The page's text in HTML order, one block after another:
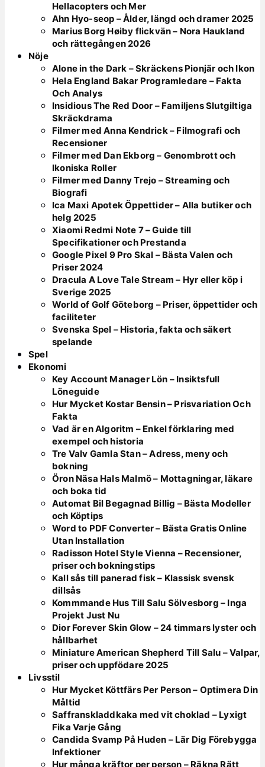
Hellacopters och Mer
Ahn Hyo-seop – Ålder, längd och dramer 2025
Marius Borg Høiby flickvän – Nora Haukland
och rättegången 2026
Nöje
Alone in the Dark – Skräckens Pionjär och Ikon
Hela England Bakar Programledare – Fakta
Och Analys
Insidious The Red Door – Familjens Slutgiltiga
Skräckdrama
Filmer med Anna Kendrick – Filmografi och
Recensioner
Filmer med Dan Ekborg – Genombrott och
Ikoniska Roller
Filmer med Danny Trejo – Streaming och
Biografi
Ica Maxi Apotek Öppettider – Alla butiker och
helg 2025
Xiaomi Redmi Note 7 – Guide till
Specifikationer och Prestanda
Google Pixel 9 Pro Skal – Bästa Valen och
Priser 2024
Dracula A Love Tale Stream – Hyr eller köp i
Sverige 2025
World of Golf Göteborg – Priser, öppettider och
faciliteter
Svenska Spel – Historia, fakta och säkert
spelande
Spel
Ekonomi
Key Account Manager Lön – Insiktsfull
Löneguide
Hur Mycket Kostar Bensin – Prisvariation Och
Fakta
Vad är en Algoritm – Enkel förklaring med
exempel och historia
Tre Valv Gamla Stan – Adress, meny och
bokning
Öron Näsa Hals Malmö – Mottagningar, läkare
och boka tid
Automat Bil Begagnad Billig – Bästa Modeller
och Köptips
Word to PDF Converter – Bästa Gratis Online
Utan Installation
Radisson Hotel Style Vienna – Recensioner,
priser och bokningstips
Kall sås till panerad fisk – Klassisk svensk
dillsås
Kommmande Hus Till Salu Sölvesborg – Inga
Projekt Just Nu
Dior Forever Skin Glow – 24 timmars lyster och
hållbarhet
Miniature American Shepherd Till Salu – Valpar,
priser och uppfödare 2025
Livsstil
Hur Mycket Köttfärs Per Person – Optimera Din
Måltid
Saffranskladdkaka med vit choklad – Lyxigt
Fika Varje Gång
Candida Svamp På Huden – Lär Dig Förebygga
Infektioner
Hur många kräftor per person – Räkna Rätt